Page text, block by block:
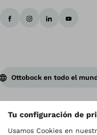
Ottobock en todo el
Los derechos de autor son